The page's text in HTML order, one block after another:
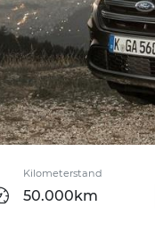
Kilometerstand
50.000km